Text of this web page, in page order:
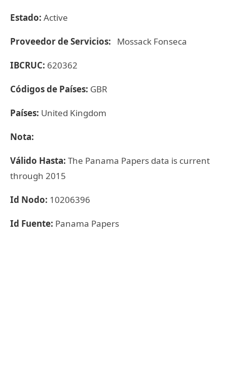
Estado: Active
Proveedor de Servicios: Mossack Fonseca
IBCRUC: 620362
Códigos de Países: GBR
Países: United Kingdom
Nota:
Válido Hasta: The Panama Papers data is current
through 2015
Id Nodo: 10206396
Id Fuente: Panama Papers